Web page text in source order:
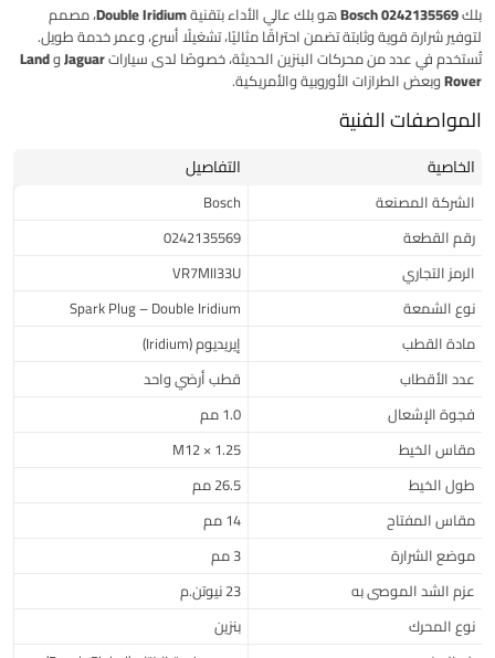
بلك Bosch0242135569 هو بلك عالي الأداء بتقنيةDouble Iridium، مصمم
لتوفير شرارة قوية وثابتة تضمن احتراقًا مثاليًا، تشغيلًا أسرع، وعمر خدمة طويل.
تُستخدم في عدد من محركات البنزين الحديثة، خصوصًا لدى سياراتJaguarوLand
Roverوبعض الطرازات الأوروبية والأمريكية.
المواصفات الفنية
الخاصية التفاصيل
الشركة المصنعة
Bosch
رقم القطعة
0242135569
الرمز التجاري
VR7MII33U
نوع الشمعة
Spark Plug – Double Iridium
مادة القطب
إيريديوم (Iridium)
عدد الأقطاب
قطب أرضي واحد
فجوة الإشعال
1.0 مم
مقاس الخيط
M12 × 1.25
طول الخيط
26.5 مم
مقاس المفتاح
14 مم
موضع الشرارة
3 مم
عزم الشد الموصى به
23 نيوتن.م
نوع المحرك
بنزين